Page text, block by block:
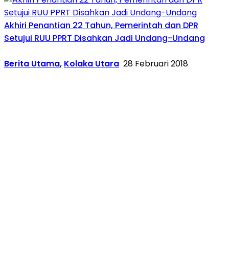
Akhiri Penantian 22 Tahun, Pemerintah dan DPR
Setujui RUU PPRT Disahkan Jadi Undang-Undang
Berita Utama, Kolaka Utara 28 Februari 2018